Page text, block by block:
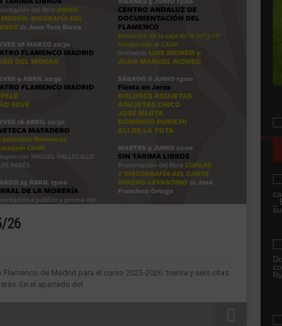
26
de Madrid para el curso 2025-2026: treinta y seis citas
En el apartado del